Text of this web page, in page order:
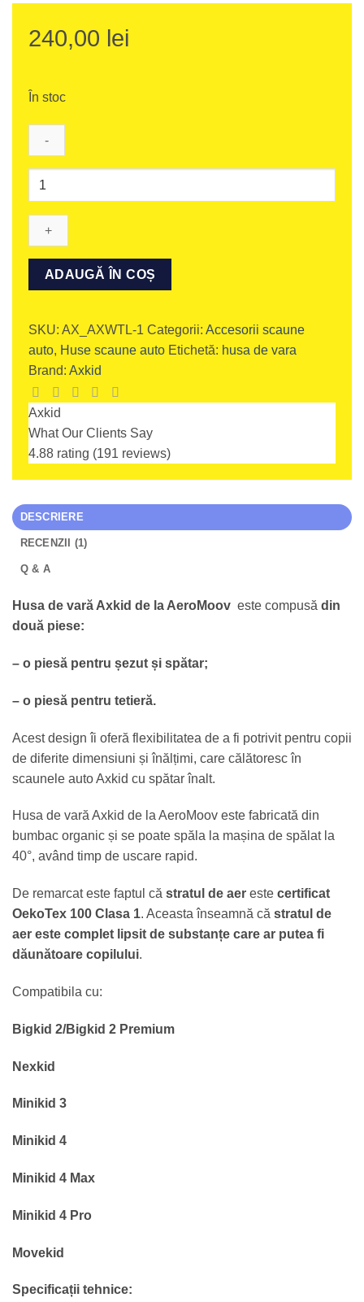
240,00 lei
În stoc
Cantitate
de
vară
AeroMoov
2,
Nextkid,
Minikid
Minikid
4
și
Movekid
ADAUGĂ ÎN COȘ
SKU: AX_AXWTL-1 Categorii: Accesorii scaune
auto, Huse scaune auto Etichetă: husa de vara
Brand: Axkid
Axkid
What Our Clients Say
4.88 rating (191 reviews)
DESCRIERE
RECENZII (1)
Q & A
Husa de vară Axkid de la AeroMoov este compusă din
două piese:
– o piesă pentru șezut și spătar;
– o piesă pentru tetieră.
Acest design îi oferă flexibilitatea de a fi potrivit pentru copii
de diferite dimensiuni și înălțimi, care călătoresc în
scaunele auto Axkid cu spătar înalt.
Husa de vară Axkid de la AeroMoov este fabricată din
bumbac organic și se poate spăla la mașina de spălat la
40°, având timp de uscare rapid.
De remarcat este faptul că stratul de aer este certificat
OekoTex 100 Clasa 1. Aceasta înseamnă că stratul de
aer este complet lipsit de substanțe care ar putea fi
dăunătoare copilului.
Compatibila cu:
Bigkid 2/Bigkid 2 Premium
Nexkid
Minikid 3
Minikid 4
Minikid 4 Max
Minikid 4 Pro
Movekid
Specificații tehnice: